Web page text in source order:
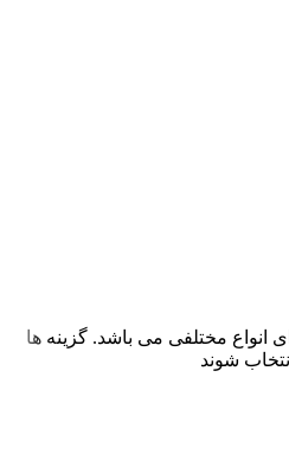
انواع مختلفی می باشد. گزینه ها
شوند